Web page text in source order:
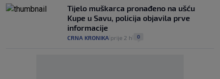
Tijelo muškarca pronađeno na ušću
Kupe u Savu, policija objavila prve
informacije
CRNA KRONIKA prije 2 h 0